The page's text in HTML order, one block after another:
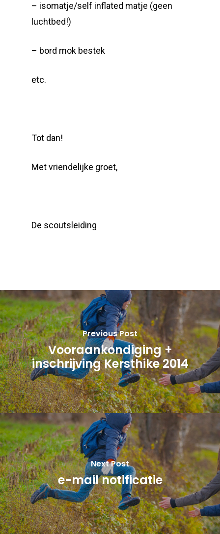
– isomatje/self inflated matje (geen
luchtbed!)
– bord mok bestek
etc.
Tot dan!
Met vriendelijke groet,
De scoutsleiding
Previous Post
Vooraankondiging +
inschrijving Kersthike 2014
Next Post
e-mail notificatie